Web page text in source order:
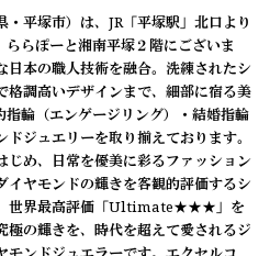
平塚市）は、JR「平塚駅」北口より
らぽーと湘南平塚２階にございま
日本の職人技術を融合。洗練されたシ
格調高いデザインまで、細部に宿る美
輪（エンゲージリング）・結婚指輪
ドジュエリーを取り揃えております。
じめ、日常を優美に彩るファッション
イヤモンドの輝きを客観的評価するシ
、世界最高評価「Ultimate★★★」を
極の輝きを、時代を超えて愛されるジ